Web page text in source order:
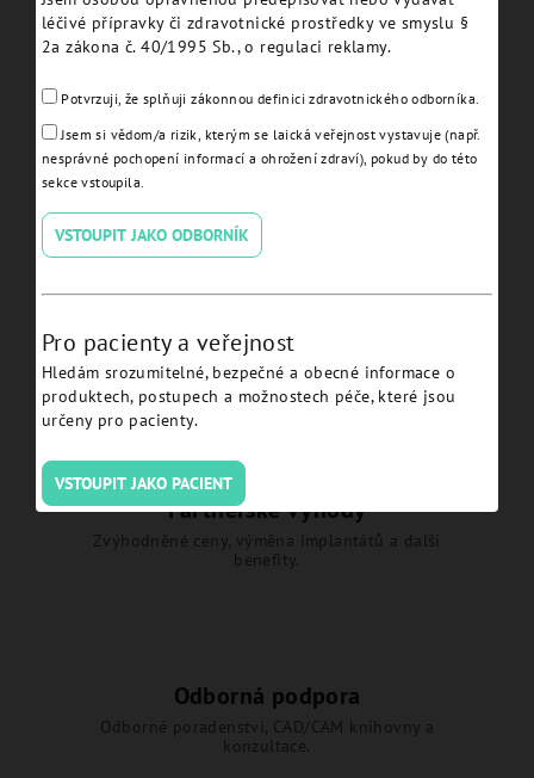
- JDW15
Detail
Oficiální distributor JDentalCare Srl pro Českou
republiku.
Partnerské výhody
Zvýhodněné ceny, výměna implantátů a další
benefity.
Odborná podpora
Odborné poradenství, CAD/CAM knihovny a
konzultace.
léčivé přípravky či zdravotnické prostředky ve smyslu §
2a zákona č. 40/1995 Sb., o regulaci reklamy.
Potvrzuji, že splňuji zákonnou definici zdravotnického odborníka.
Jsem si vědom/a rizik, kterým se laická veřejnost vystavuje (např.
nesprávné pochopení informací a ohrožení zdraví), pokud by do této
sekce vstoupila.
VSTOUPIT JAKO ODBORNÍK
Pro pacienty a veřejnost
Hledám srozumitelné, bezpečné a obecné informace o
produktech, postupech a možnostech péče, které jsou
určeny pro pacienty.
VSTOUPIT JAKO PACIENT